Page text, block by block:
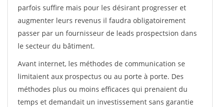
parfois suffire mais pour les désirant progresser et
augmenter leurs revenus il faudra obligatoirement
passer par un fournisseur de leads prospectsion dans
le secteur du bâtiment.
Avant internet, les méthodes de communication se
limitaient aux prospectus ou au porte à porte. Des
méthodes plus ou moins efficaces qui prenaient du
temps et demandait un investissement sans garantie